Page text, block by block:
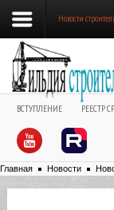
Новости
ВСТУПЛЕНИЕ РЕЕСТР
Главная Новости